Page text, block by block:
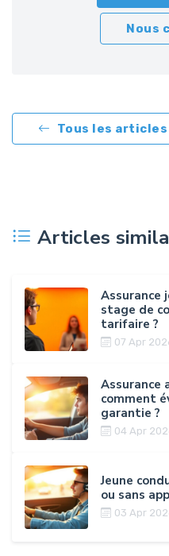
Nous
Tous les articles
Articles
Assurance
stage de
tarifaire ?
07 Apr
Assurance
comment
garantie ?
04 Apr
Jeune
ou sans
03 Apr